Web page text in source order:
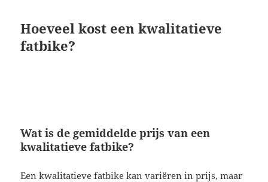
Hoeveel kost een kwalitatieve
fatbike?
Wat is de gemiddelde prijs van een
kwalitatieve fatbike?
Een kwalitatieve fatbike kan variëren in prijs, maar